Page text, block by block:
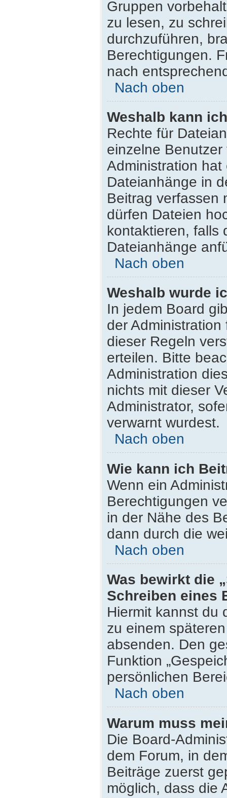
Gruppen
zu lesen, zu
durchzuführen,
Berechtigungen.
nach
Nach oben
Weshalb kann
Rechte für
einzelne
Administration
Dateianhänge in
Beitrag verfassen
dürfen Dateien
kontaktieren, falls
Dateianhänge
Nach oben
Weshalb wurde
In jedem Board
der
dieser Regeln
erteilen. Bitte
Administration
nichts mit dieser
Administrator,
verwarnt wurdest.
Nach oben
Wie kann ich
Wenn ein
Berechtigungen
in der Nähe des
dann durch die
Nach oben
Was bewirkt die
Schreiben eines
Hiermit kannst du
zu einem
absenden. Den
Funktion
persönlichen
Nach oben
Warum muss
Die Board-
dem Forum, in
Beiträge zuerst
möglich, dass die